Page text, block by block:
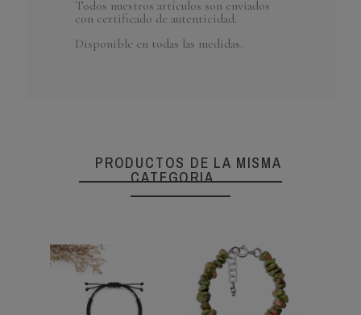
Todos nuestros artículos son enviados
con certificado de autenticidad.
Disponible en todas las medidas.
PRODUCTOS DE LA MISMA
CATEGORIA